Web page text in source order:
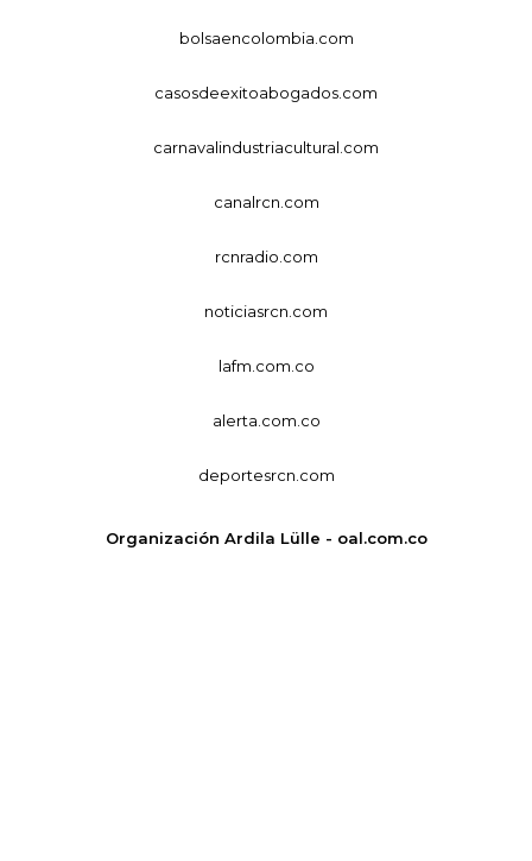
bolsaencolombia.com
casosdeexitoabogados.com
carnavalindustriacultural.com
canalrcn.com
rcnradio.com
noticiasrcn.com
lafm.com.co
alerta.com.co
deportesrcn.com
Organización Ardila Lülle - oal.com.co